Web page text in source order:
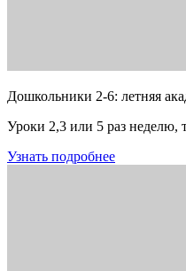
Дошкольники 2-6: летняя
Уроки 2,3 или 5 раз неделю,
Узнать подробнее